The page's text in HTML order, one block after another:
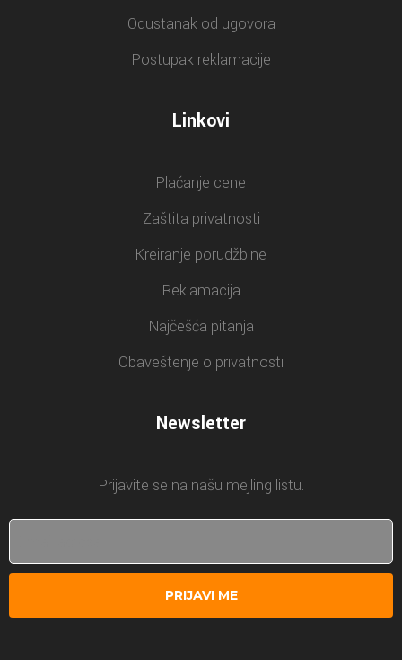
Odustanak od ugovora
Postupak reklamacije
Linkovi
Plaćanje cene
Zaštita privatnosti
Kreiranje porudžbine
Reklamacija
Najčešća pitanja
Obaveštenje o privatnosti
Newsletter
Prijavite se na našu mejling listu.
PRIJAVI ME